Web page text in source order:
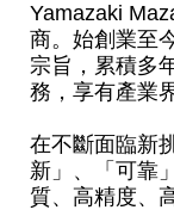
Yamazaki
商。始創業至
宗旨，累積多
務，享有產業
在不斷面臨新
新」、「可靠
質、高精度、